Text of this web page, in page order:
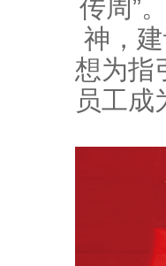
传周”
神，
想为指
员工